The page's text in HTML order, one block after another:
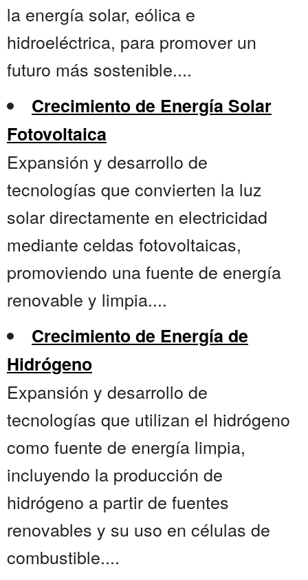
la energía solar, eólica e
hidroeléctrica, para promover un
futuro más sostenible....
Crecimiento de Energía Solar
Fotovoltaica
Expansión y desarrollo de
tecnologías que convierten la luz
solar directamente en electricidad
mediante celdas fotovoltaicas,
promoviendo una fuente de energía
renovable y limpia....
Crecimiento de Energía de
Hidrógeno
Expansión y desarrollo de
tecnologías que utilizan el hidrógeno
como fuente de energía limpia,
incluyendo la producción de
hidrógeno a partir de fuentes
renovables y su uso en células de
combustible....